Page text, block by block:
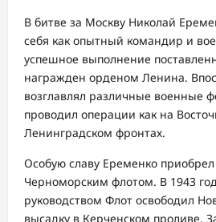
В битве за Москву Николай
себя как опытный командир и
успешное выполнение
награжден орденом Ленина.
возглавлял различные военные
проводил операции как на
Ленинградском фронтах.
Особую славу Еременко
Черноморским флотом. В 1943
руководством Флот освободил
высадку в Керченском проливе.